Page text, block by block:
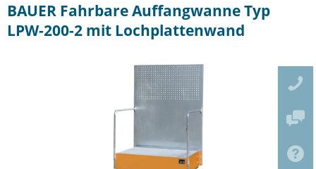
BAUER Fahrbare Auffangwanne Typ
LPW-200-2 mit Lochplattenwand